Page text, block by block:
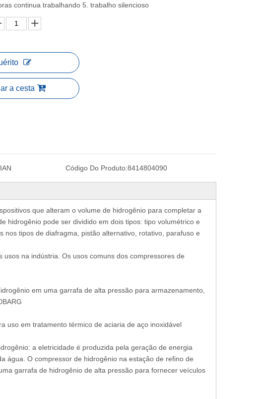
continua trabalhando 5. trabalho silencioso
a cesta
Código Do Produto:8414804090
que alteram o volume de hidrogênio para completar a
hidrogênio pode ser dividido em dois tipos: tipo volumétrico e
tipos de diafragma, pistão alternativo, rotativo, parafuso e
na indústria. Os usos comuns dos compressores de
em uma garrafa de alta pressão para armazenamento,
uso em tratamento térmico de aciaria de aço inoxidável
a eletricidade é produzida pela geração de energia
água. O compressor de hidrogênio na estação de refino de
garrafa de hidrogênio de alta pressão para fornecer veículos